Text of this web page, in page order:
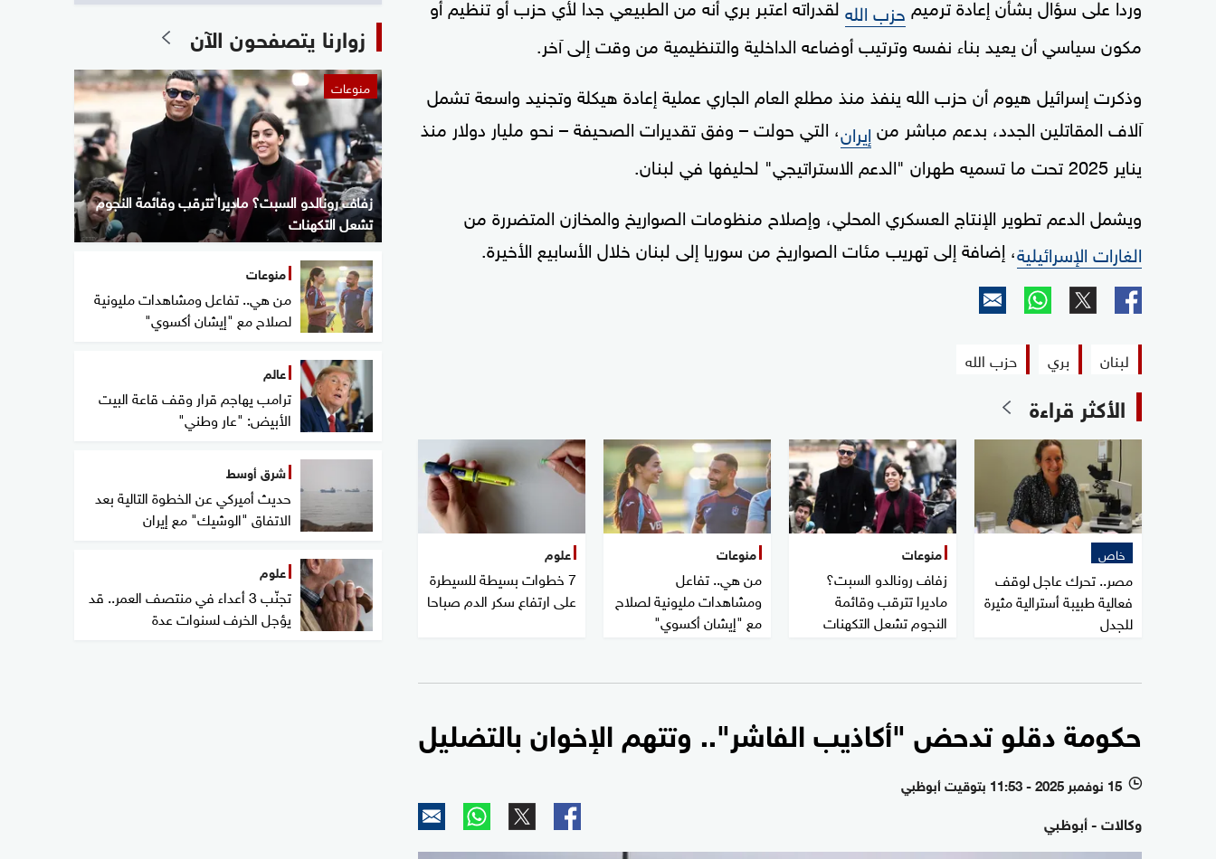
حزب الله
مكون سياسي أن يعيد بناء نفسه وترتيب أوضاعه الداخلية والتنظيمية من وقت إلى آخر.
وذكرت إسرائيل هيوم أن حزب الله ينفذ منذ مطلع العام الجاري عملية إعادة هيكلة وتجنيد واسعة تشمل
آلاف المقاتلين الجدد، بدعم مباشر من إيران، التي حولت – وفق تقديرات الصحيفة – نحو مليار دولار منذ
يناير 2025 تحت ما تسميه طهران "الدعم الاستراتيجي" لحليفها في لبنان.
ويشمل الدعم تطوير الإنتاج العسكري المحلي، وإصلاح منظومات الصواريخ والمخازن المتضررة من
الغارات الإسرائيلية، إضافة إلى تهريب مئات الصواريخ من سوريا إلى لبنان خلال الأسابيع الأخيرة.
لبنان بري حزب الله
الأكثر قراءة
خاص
مصر.. تحرك عاجل لوقف
فعالية طبيبة أسترالية مثيرة
للجدل
منوعات
زفاف رونالدو السبت؟
ماديرا تترقب وقائمة
النجوم تشعل التكهنات
منوعات
من هي.. تفاعل
ومشاهدات مليونية لصلاح
مع "إيشان أكسوي"
علوم
7 خطوات بسيطة للسيطرة
على ارتفاع سكر الدم صباحا
حكومة دقلو تدحض "أكاذيب الفاشر".. وتتهم الإخوان بالتضليل
l 15 نوفمبر 2025 - 11:53 بتوقيت أبوظبي
وكالات - أبوظبي
زوارنا يتصفحون الآن
منوعات
زفاف رونالدو السبت؟ ماديرا تترقب وقائمة النجوم
تشعل التكهنات
منوعات
من هي.. تفاعل ومشاهدات مليونية
لصلاح مع "إيشان أكسوي"
عالم
ترامب يهاجم قرار وقف قاعة البيت
الأبيض: "عار وطني"
شرق أوسط
حديث أميركي عن الخطوة التالية بعد
الاتفاق "الوشيك" مع إيران
علوم
تجنّب 3 أعداء في منتصف العمر.. قد
يؤجل الخرف لسنوات عدة